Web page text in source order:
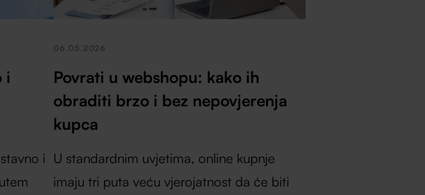
i
i
06.05.2026
Povrati u webshopu: kako ih
obraditi brzo i bez nepovjerenja
kupca
U standardnim uvjetima, online kupnje
imaju tri puta veću vjerojatnost da će biti